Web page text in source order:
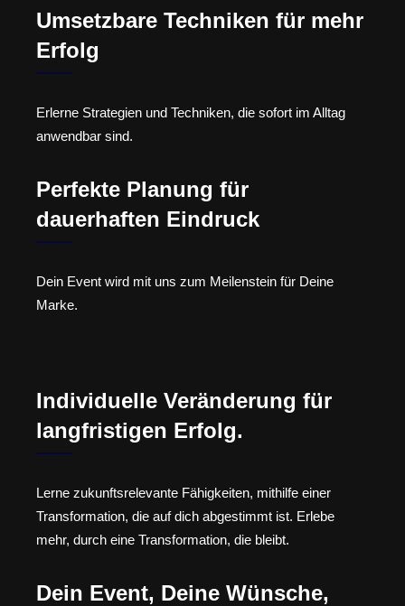
Umsetzbare Techniken für mehr
Erfolg
Erlerne Strategien und Techniken, die sofort im Alltag
anwendbar sind.
Perfekte Planung für
dauerhaften Eindruck
Dein Event wird mit uns zum Meilenstein für Deine
Marke.
Individuelle Veränderung für
langfristigen Erfolg.
Lerne zukunftsrelevante Fähigkeiten, mithilfe einer
Transformation, die auf dich abgestimmt ist. Erlebe
mehr, durch eine Transformation, die bleibt.
Dein Event, Deine Wünsche,